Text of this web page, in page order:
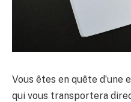
Vous êtes en quête d’une
qui vous transportera